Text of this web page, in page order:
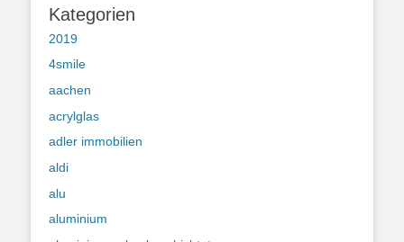
Kategorien
2019
4smile
aachen
acrylglas
adler immobilien
aldi
alu
aluminium